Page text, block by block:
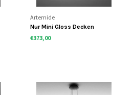
Artemide
Nur Mini Gloss Decken
€373,00